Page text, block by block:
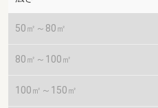
50㎡～80㎡
80㎡～100㎡
100㎡～150㎡